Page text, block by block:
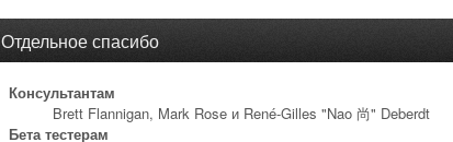
Отдельное спасибо
Консультантам
Brett Flannigan, Mark Rose и René-Gilles "Nao 尚" Deberdt
Бета тестерам